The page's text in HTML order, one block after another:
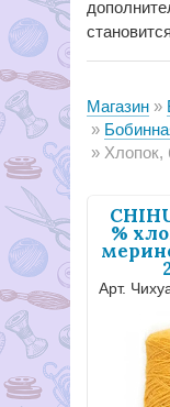
Магазин
Хлопок,
%
Арт.